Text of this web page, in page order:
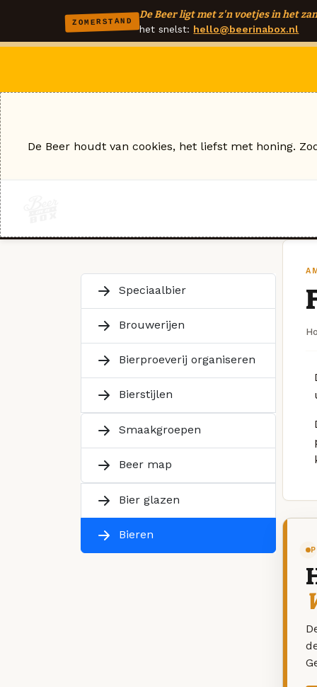
ZOMERSTAND
De Beer ligt met z'n voetjes in het
het snelst: hello@beerinabox.nl
Speciaalbier
Brouwerijen
Bierproeverij organiseren
Bierstijlen
Smaakgroepen
Beer map
Bier glazen
Bieren
De Beer houdt van cookies, het liefst met honing.